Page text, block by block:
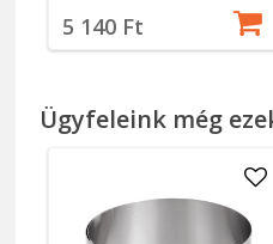
5 140 Ft
Ügyfeleink még